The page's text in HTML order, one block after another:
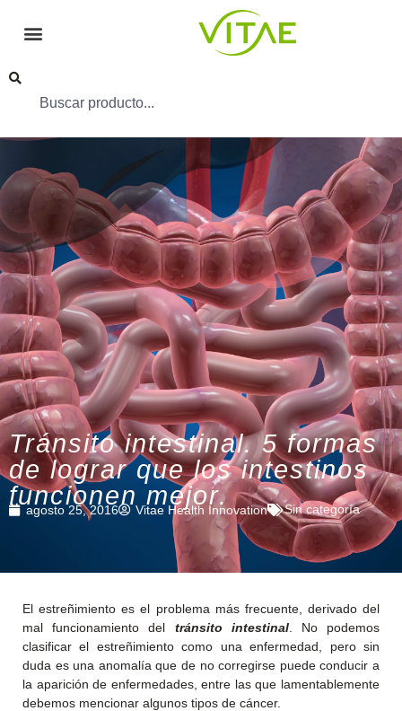
Tránsito intestinal. 5 formas
de lograr que los intestinos
funcionen mejor.
agosto 25, 2016 Vitae Health Innovation Sin categoría
El estreñimiento es el problema más frecuente, derivado del
mal funcionamiento del tránsito intestinal. No podemos
clasificar el estreñimiento como una enfermedad, pero sin
duda es una anomalía que de no corregirse puede conducir a
la aparición de enfermedades, entre las que lamentablemente
debemos mencionar algunos tipos de cáncer.